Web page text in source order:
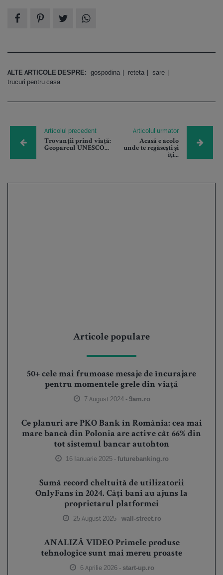
ALTE ARTICOLE DESPRE: gospodina reteta
sare
trucuri pentru casa
Articolul precedent
Trovanții prind viață:
Geoparcul UNESCO...
Articolul urmator
Acasă e acolo
unde te regăsești și
îți...
Articole populare
50+ cele mai frumoase mesaje de încurajare
pentru momentele grele din viață
7 August 2024 -9am.ro
Ce planuri are PKO Bank în România: cea mai
mare bancă din Polonia are active cât 66% din
tot sistemul bancar autohton
16 Ianuarie 2025 -futurebanking.ro
Sumă record cheltuită de utilizatorii
OnlyFans în 2024. Câți bani au ajuns la
proprietarul platformei
25 August 2025 -wall-street.ro
ANALIZĂ VIDEO Primele produse
tehnologice sunt mai mereu proaste
6 Aprilie 2026 - start-up.ro